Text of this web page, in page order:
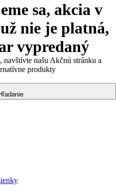
sa, akcia v
nie je platná,
vypredaný
našu Akčnú stránku a
produkty